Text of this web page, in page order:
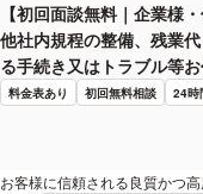
【初回面談無料｜企業様
他社内規程の整備、残業
る手続き又はトラブル等お
料金表あり 初回無料相談 24時
お客様に信頼される良質かつ